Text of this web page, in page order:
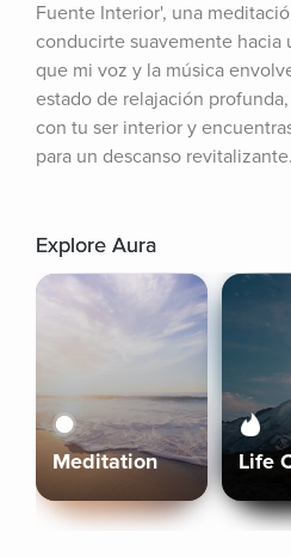
Fuente Interior', una
conducirte suavemente hacia
que mi voz y la música
estado de relajación
con tu ser interior y
para un descanso revitalizante.
Explore Aura
Meditation Life